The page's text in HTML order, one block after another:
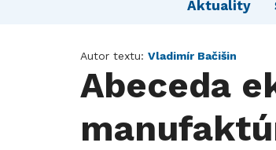
Aktuality
Autor textu: Vladimír Bačišin
Abeceda